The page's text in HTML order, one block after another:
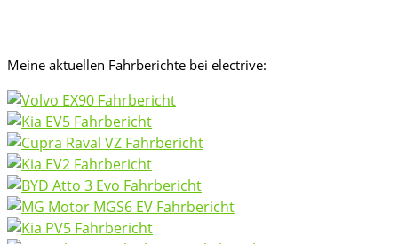
Meine aktuellen Fahrberichte bei electrive: